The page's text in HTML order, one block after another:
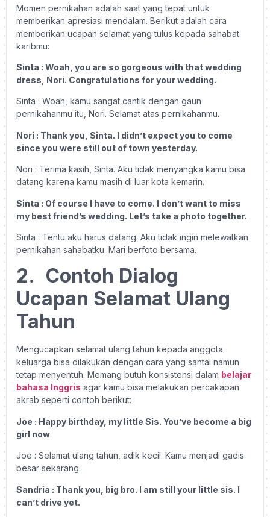
Momen pernikahan adalah saat yang tepat untuk
memberikan apresiasi mendalam. Berikut adalah cara
memberikan ucapan selamat yang tulus kepada sahabat
karibmu:
Sinta : Woah, you are so gorgeous with that wedding
dress, Nori. Congratulations for your wedding.
Sinta : Woah, kamu sangat cantik dengan gaun
pernikahanmu itu, Nori. Selamat atas pernikahanmu.
Nori : Thank you, Sinta. I didn’t expect you to come
since you were still out of town yesterday.
Nori : Terima kasih, Sinta. Aku tidak menyangka kamu bisa
datang karena kamu masih di luar kota kemarin.
Sinta : Of course I have to come. I don’t want to miss
my best friend’s wedding. Let’s take a photo together.
Sinta : Tentu aku harus datang. Aku tidak ingin melewatkan
pernikahan sahabatku. Mari berfoto bersama.
2. Contoh Dialog
Ucapan Selamat Ulang
Tahun
Mengucapkan selamat ulang tahun kepada anggota
keluarga bisa dilakukan dengan cara yang santai namun
tetap menyentuh. Memang butuh konsistensi dalam belajar
bahasa Inggris agar kamu bisa melakukan percakapan
akrab seperti contoh berikut:
Joe : Happy birthday, my little Sis. You’ve become a big
girl now
Joe : Selamat ulang tahun, adik kecil. Kamu menjadi gadis
besar sekarang.
Sandria : Thank you, big bro. I am still your little sis. I
can’t drive yet.